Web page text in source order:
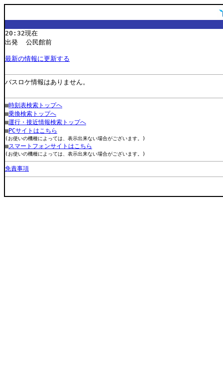
20:32現在
出発 公民館前
最新の情報に更新する
バスロケ情報はありません。
■時刻表検索トップへ
■乗換検索トップへ
■運行・接近情報検索トップへ
■PCサイトはこちら
(お使いの機種によっては、表示出来ない場合がございます。)
■スマートフォンサイトはこちら
(お使いの機種によっては、表示出来ない場合がございます。)
免責事項